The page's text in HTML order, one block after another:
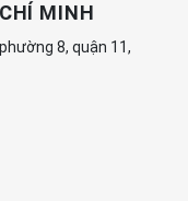
MINH
8, quận 11,